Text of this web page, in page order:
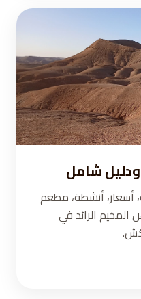
ودليل شامل
أسعار، أنشطة، مطعم
المخيم الرائد في